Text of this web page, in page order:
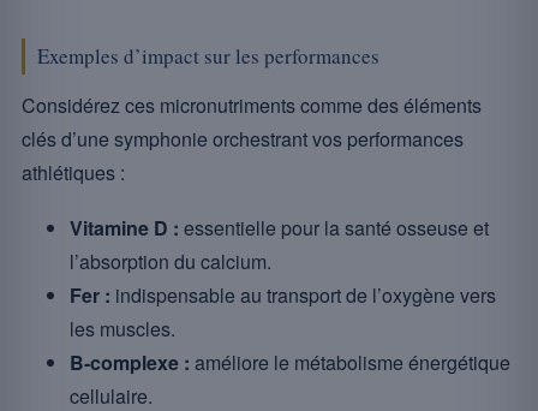
Exemples d’impact sur les performances
Considérez ces micronutriments comme des éléments
clés d’une symphonie orchestrant vos performances
athlétiques :
Vitamine D : essentielle pour la santé osseuse et
l’absorption du calcium.
Fer : indispensable au transport de l’oxygène vers
les muscles.
B-complexe : améliore le métabolisme énergétique
cellulaire.